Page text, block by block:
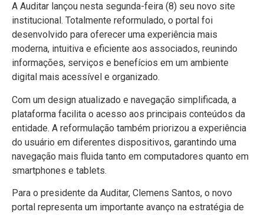
A Auditar lançou nesta segunda-feira (8) seu novo site
institucional. Totalmente reformulado, o portal foi
desenvolvido para oferecer uma experiência mais
moderna, intuitiva e eficiente aos associados, reunindo
informações, serviços e benefícios em um ambiente
digital mais acessível e organizado.
Com um design atualizado e navegação simplificada, a
plataforma facilita o acesso aos principais conteúdos da
entidade. A reformulação também priorizou a experiência
do usuário em diferentes dispositivos, garantindo uma
navegação mais fluida tanto em computadores quanto em
smartphones e tablets.
Para o presidente da Auditar, Clemens Santos, o novo
portal representa um importante avanço na estratégia de